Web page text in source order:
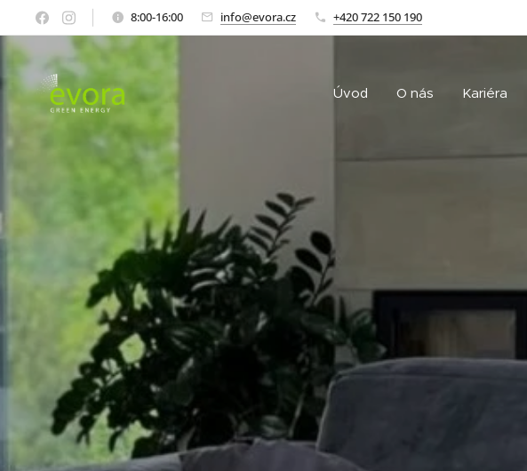
8:00-16:00 info@evora.cz +420 722 150 190
Úvod O nás Kariéra